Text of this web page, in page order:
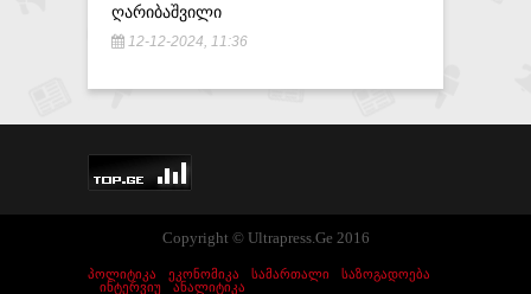
ᲦᲐᲠᲘᲑᲐᲨᲕᲘᲚᲘ
12-12-2024, 11:36
Copyright © Ultrapress.Ge 2016
ᲞᲝᲚᲘᲢᲘᲙᲐ ᲔᲙᲝᲜᲝᲛᲘᲙᲐ ᲡᲐᲛᲐᲠᲗᲐᲚᲘ
ᲡᲐᲖᲝᲒᲐᲓᲝᲔᲑᲐ
ᲘᲜᲢᲔᲠᲕᲘᲣ
ᲐᲜᲐᲚᲘᲢᲘᲙᲐ